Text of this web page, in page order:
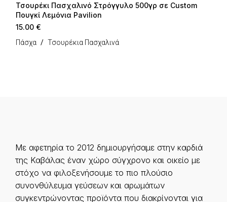
Τσουρέκι Πασχαλινό Στρόγγυλο 500γρ σε Custom
Πουγκί Λεμόνια Pavilion
15.00 €
Πάσχα Τσουρέκια Πασχαλινά
Με αφετηρία το 2012 δημιουργήσαμε στην καρδιά
της Καβάλας έναν χώρο σύγχρονο και οικείο με
στόχο να φιλοξενήσουμε το πιο πλούσιο
συνονθύλευμα γεύσεων και αρωμάτων
συγκεντρώνοντας προϊόντα που διακρίνονται για